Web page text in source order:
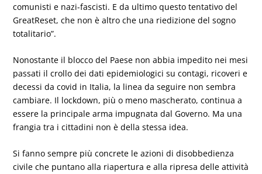
comunisti e nazi-fascisti. E da ultimo questo tentativo del
GreatReset, che non è altro che una riedizione del sogno
totalitario”.
Nonostante il blocco del Paese non abbia impedito nei mesi
passati il crollo dei dati epidemiologici su contagi, ricoveri e
decessi da covid in Italia, la linea da seguire non sembra
cambiare. Il lockdown, più o meno mascherato, continua a
essere la principale arma impugnata dal Governo. Ma una
frangia tra i cittadini non è della stessa idea.
Si fanno sempre più concrete le azioni di disobbedienza
civile che puntano alla riapertura e alla ripresa delle attività